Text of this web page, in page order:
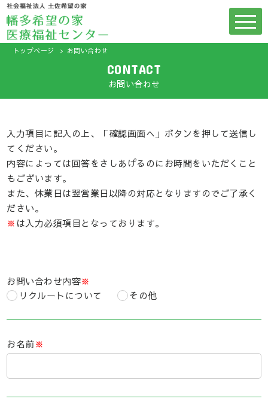
トップページ お問い合わせ
CONTACT
お問い合わせ
入力項目に記入の上、「確認画面へ」ボタンを押して送信し
てください。
内容によっては回答をさしあげるのにお時間をいただくこと
もございます。
また、休業日は翌営業日以降の対応となりますのでご了承く
ださい。
※ は入力必須項目となっております。
お問い合わせ内容※
リクルートについて
その他
お名前※